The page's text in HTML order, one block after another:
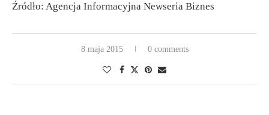
Źródło: Agencja Informacyjna Newseria Biznes
8 maja 2015 0 comments